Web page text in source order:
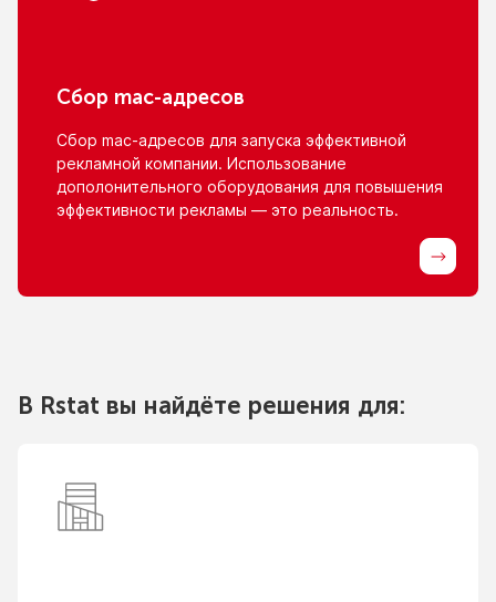
Сбор mac-адресов
Сбор mac-адресов для запуска эффективной
рекламной компании. Использование
дополонительного оборудования для повышения
эффективности рекламы — это реальность.
В Rstat вы найдёте решения для: